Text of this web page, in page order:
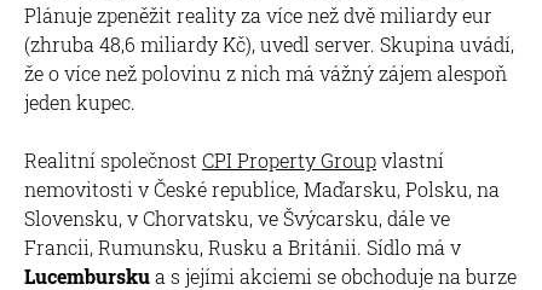
Plánuje zpeněžit reality za více než dvě miliardy eur
(zhruba 48,6 miliardy Kč), uvedl server. Skupina uvádí,
že o více než polovinu z nich má vážný zájem alespoň
jeden kupec.
Realitní společnost CPI Property Groupvlastní
nemovitosti v České republice, Maďarsku, Polsku, na
Slovensku, v Chorvatsku, ve Švýcarsku, dále ve
Francii, Rumunsku, Rusku a Británii. Sídlo má v
Lucemburskua s jejími akciemi se obchoduje na burze